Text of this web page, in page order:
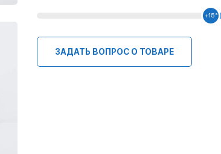
+15 °
ЗАДАТЬ ВОПРОС О ТОВАРЕ